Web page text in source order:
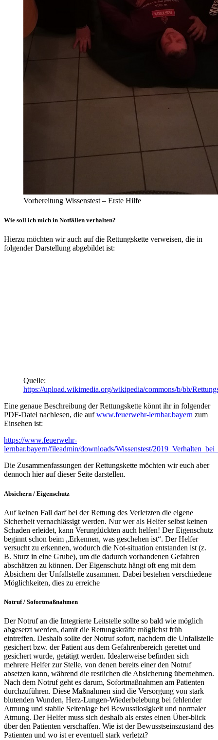
Vorbereitung Wissenstest – Erste Hilfe
Wie soll ich mich in Notfällen verhalten?
Hierzu möchten wir auch auf die Rettungskette verweisen, die in
folgender Darstellung abgebildet ist:
Quelle:
https://upload.wikimedia.org/wikipedia/commons/b/bb/
Eine genaue Beschreibung der Rettungskette könnt ihr in folgender
PDF-Datei nachlesen, die aufwww.feuerwehr-lernbar.bayern zum
Einsehen ist:
https://www.feuerwehr-
lernbar.bayern/fileadmin/downloads/Wissenstest/
Die Zusammenfassungen der Rettungskette möchten wir euch aber
dennoch hier auf dieser Seite darstellen.
Absichern / Eigenschutz
Auf keinen Fall darf bei der Rettung des Verletzten die eigene
Sicherheit vernachlässigt werden. Nur wer als Helfer selbst keinen
Schaden erleidet, kann Verunglückten auch helfen! Der Eigenschutz
beginnt schon beim „Erkennen, was geschehen ist“. Der Helfer
versucht zu erkennen, wodurch die Not-situation entstanden ist (z.
B. Sturz in eine Grube), um die dadurch vorhandenen Gefahren
abschätzen zu können. Der Eigenschutz hängt oft eng mit dem
Absichern der Unfallstelle zusammen. Dabei bestehen verschiedene
Möglichkeiten, dies zu erreiche
Notruf / Sofortmaßnahmen
Der Notruf an die Integrierte Leitstelle sollte so bald wie möglich
abgesetzt werden, damit die Rettungskräfte möglichst früh
eintreffen. Deshalb sollte der Notruf sofort, nachdem die Unfallstelle
gesichert bzw. der Patient aus dem Gefahrenbereich gerettet und
gesichert wurde, getätigt werden. Idealerweise befinden sich
mehrere Helfer zur Stelle, von denen bereits einer den Notruf
absetzen kann, während die restlichen die Absicherung übernehmen.
Nach dem Notruf geht es darum, Sofortmaßnahmen am Patienten
durchzuführen. Diese Maßnahmen sind die Versorgung von stark
blutenden Wunden, Herz-Lungen-Wiederbelebung bei fehlender
Atmung und stabile Seitenlage bei Bewusstlosigkeit und normaler
Atmung. Der Helfer muss sich deshalb als erstes einen Über-blick
über den Patienten verschaffen. Wie ist der Bewusstseinszustand des
Patienten und wo ist er eventuell stark verletzt?